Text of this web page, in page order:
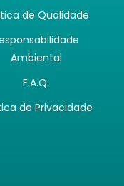
de Qualidade
Ambiental
F.A.Q.
de Privacidade